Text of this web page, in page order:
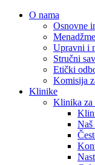
O nama
Osnovne
Upravni i
Stručni
Etički
Komisija
Klinike
Klinika
Naš